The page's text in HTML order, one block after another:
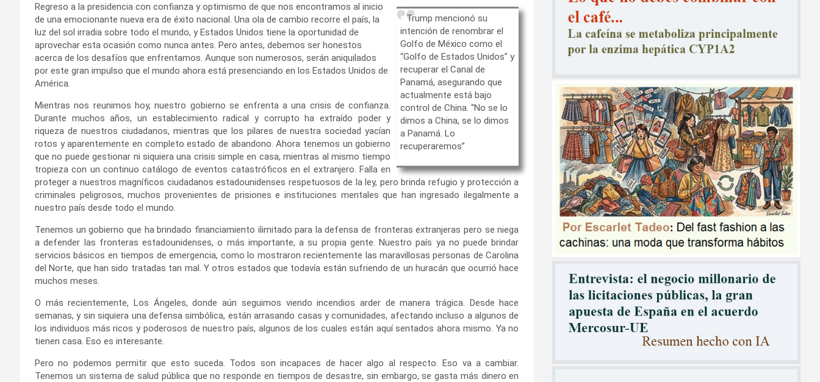
Trump mencionó su
intención de renombrar el
Golfo de México como el
“Golfo de Estados Unidos” y
recuperar el Canal de
Panamá, asegurando que
actualmente está bajo
control de China. “No se lo
dimos a China, se lo dimos
a Panamá. Lo
recuperaremos”
Regreso a la presidencia con confianza y optimismo de que nos encontramos al inicio
de una emocionante nueva era de éxito nacional. Una ola de cambio recorre el país, la
luz del sol irradia sobre todo el mundo, y Estados Unidos tiene la oportunidad de
aprovechar esta ocasión como nunca antes. Pero antes, debemos ser honestos
acerca de los desafíos que enfrentamos. Aunque son numerosos, serán aniquilados
por este gran impulso que el mundo ahora está presenciando en los Estados Unidos de
América.
Mientras nos reunimos hoy, nuestro gobierno se enfrenta a una crisis de confianza.
Durante muchos años, un establecimiento radical y corrupto ha extraído poder y
riqueza de nuestros ciudadanos, mientras que los pilares de nuestra sociedad yacían
rotos y aparentemente en completo estado de abandono. Ahora tenemos un gobierno
que no puede gestionar ni siquiera una crisis simple en casa, mientras al mismo tiempo
tropieza con un continuo catálogo de eventos catastróficos en el extranjero. Falla en
proteger a nuestros magníficos ciudadanos estadounidenses respetuosos de la ley, pero brinda refugio y protección a
criminales peligrosos, muchos provenientes de prisiones e instituciones mentales que han ingresado ilegalmente a
nuestro país desde todo el mundo.
Tenemos un gobierno que ha brindado financiamiento ilimitado para la defensa de fronteras extranjeras pero se niega
a defender las fronteras estadounidenses, o más importante, a su propia gente. Nuestro país ya no puede brindar
servicios básicos en tiempos de emergencia, como lo mostraron recientemente las maravillosas personas de Carolina
del Norte, que han sido tratadas tan mal. Y otros estados que todavía están sufriendo de un huracán que ocurrió hace
muchos meses.
O más recientemente, Los Ángeles, donde aún seguimos viendo incendios arder de manera trágica. Desde hace
semanas, y sin siquiera una defensa simbólica, están arrasando casas y comunidades, afectando incluso a algunos de
los individuos más ricos y poderosos de nuestro país, algunos de los cuales están aquí sentados ahora mismo. Ya no
tienen casa. Eso es interesante.
Pero no podemos permitir que esto suceda. Todos son incapaces de hacer algo al respecto. Eso va a cambiar.
Tenemos un sistema de salud pública que no responde en tiempos de desastre, sin embargo, se gasta más dinero en